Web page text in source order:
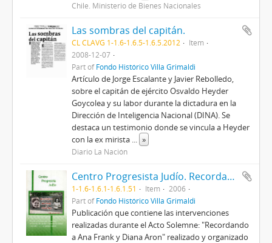
Chile. Ministerio de Bienes Nacionales
Las sombras del capitán.
CL CLAVG 1-1.6-1.6.5-1.6.5.2012
Item
2008-12-07
Part ofFondo Histórico Villa Grimaldi
Artículo de Jorge Escalante y Javier Rebolledo,
sobre el capitán de ejército Osvaldo Heyder
Goycolea y su labor durante la dictadura en la
Dirección de Inteligencia Nacional (DINA). Se
destaca un testimonio donde se vincula a Heyder
con la ex mirista ... »
Diario La Nación
Centro Progresista Judío. Recordando a Ana Frank y Diana Aron
1-1.6-1.6.1-1.6.1.51 Item
2006
Part ofFondo Histórico Villa Grimaldi
Publicación que contiene las intervenciones
realizadas durante el Acto Solemne: "Recordando
a Ana Frank y Diana Aron" realizado y organizado